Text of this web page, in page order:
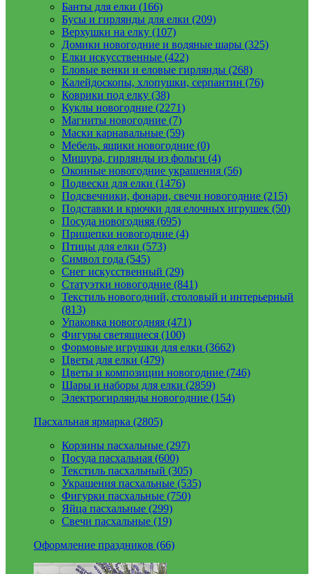
Банты для елки (166)
Бусы и гирлянды для елки (209)
Верхушки на елку (107)
Домики новогодние и водяные шары (325)
Елки искусственные (422)
Еловые венки и еловые гирлянды (268)
Калейдоскопы, хлопушки, серпантин (76)
Коврики под елку (38)
Куклы новогодние (2271)
Магниты новогодние (7)
Маски карнавальные (59)
Мебель, ящики новогодние (0)
Мишура, гирлянды из фольги (4)
Оконные новогодние украшения (56)
Подвески для елки (1476)
Подсвечники, фонари, свечи новогодние (215)
Подставки и крючки для елочных игрушек (50)
Посуда новогодняя (695)
Прищепки новогодние (4)
Птицы для елки (573)
Символ года (545)
Снег искусственный (29)
Статуэтки новогодние (841)
Текстиль новогодний, столовый и интерьерный
(813)
Упаковка новогодняя (471)
Фигуры светящиеся (100)
Формовые игрушки для елки (3662)
Цветы для елки (479)
Цветы и композиции новогодние (746)
Шары и наборы для елки (2859)
Электрогирлянды новогодние (154)
Пасхальная ярмарка (2805)
Корзины пасхальные (297)
Посуда пасхальная (600)
Текстиль пасхальный (305)
Украшения пасхальные (535)
Фигурки пасхальные (750)
Яйца пасхальные (299)
Свечи пасхальные (19)
Оформление праздников (66)